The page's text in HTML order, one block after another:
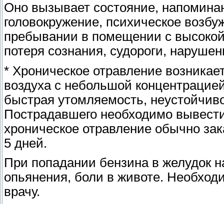
Оно вызывает состояние,
головокружение, психическое
пребывании в помещении с
потеря сознания, судороги,
* Хроническое отравление
воздуха с небольшой
быстрая утомляемость,
Пострадавшего необходимо
хроническое отравление обычно
5 дней.
При попадании бензина в желудок
опьянения, боли в животе.
врачу.